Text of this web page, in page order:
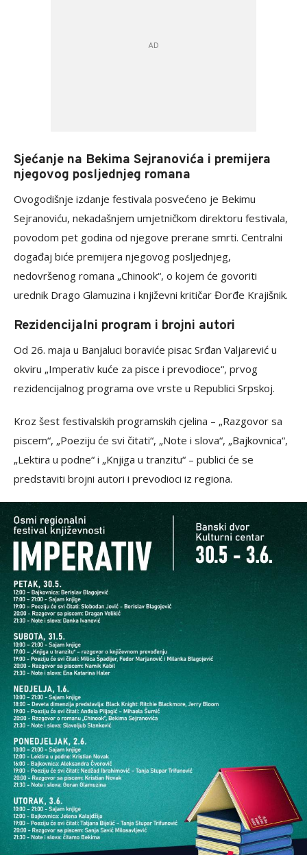
Sjećanje na Bekima Sejranovića i premijera
njegovog posljednjeg romana
Ovogodišnje izdanje festivala posvećeno je Bekimu
Sejranoviću, nekadašnjem umjetničkom direktoru festivala,
povodom pet godina od njegove prerane smrti. Centralni
događaj biće premijera njegovog posljednjeg,
nedovršenog romana „Chinook“, o kojem će govoriti
urednik Drago Glamuzina i književni kritičar Đorđe Krajišnik.
Rezidencijalni program i brojni autori
Od 26. maja u Banjaluci boraviće pisac Srđan Valjarević u
okviru „Imperativ kuće za pisce i prevodioce“, prvog
rezidencijalnog programa ove vrste u Republici Srpskoj.
Kroz šest festivalskih programskih cjelina – „Razgovor sa
piscem“, „Poeziju će svi čitati“, „Note i slova“, „Bajkovnica“,
„Lektira u podne“ i „Knjiga u tranzitu“ – publici će se
predstaviti brojni autori i prevodioci iz regiona.